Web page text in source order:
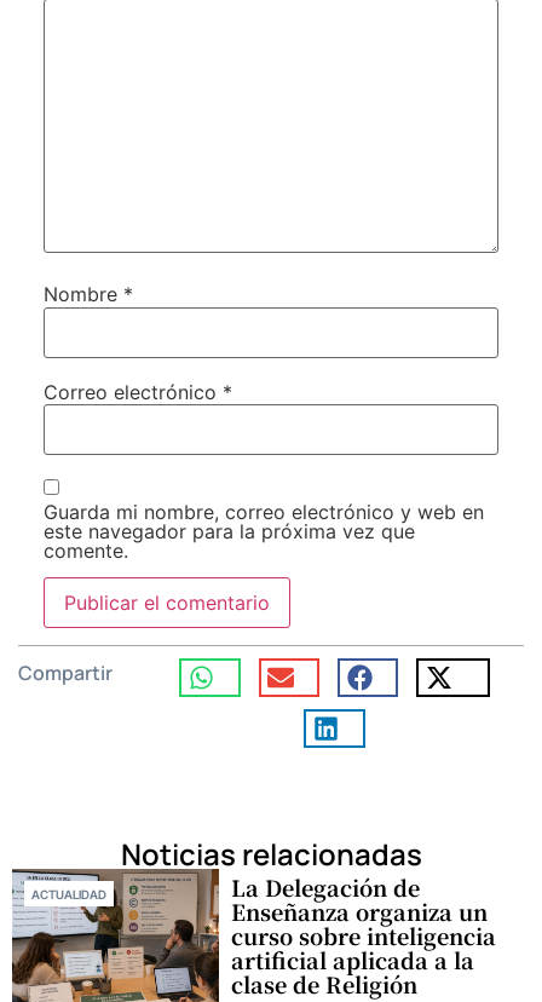
Nombre *
Correo electrónico *
Guarda mi nombre, correo electrónico y web en
este navegador para la próxima vez que
comente.
Compartir
Noticias relacionadas
ACTUALIDAD La Delegación de
Enseñanza organiza un
curso sobre inteligencia
artificial aplicada a la
clase de Religión